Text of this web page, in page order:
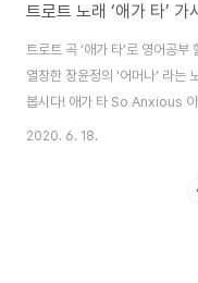
트로트 곡 ‘애가 타’로 영어공
열창한 장윤정의 '어머나’ 라는
봅시다! 애가 타 So Anxious
this 눈으로 나를 안아줘 /
랑에 빠진건가요 / Did I fall
2020. 6. 18.